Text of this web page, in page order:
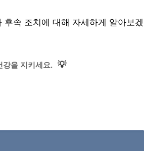
속 조치에 대해 자세하게 알아보겠
강을 지키세요. 💡